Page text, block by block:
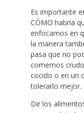
Es importante
CÓMO habría
enfocamos en
la manera
pasa que no
comemos
cocido o en un
tolerarlo mejor.
De los